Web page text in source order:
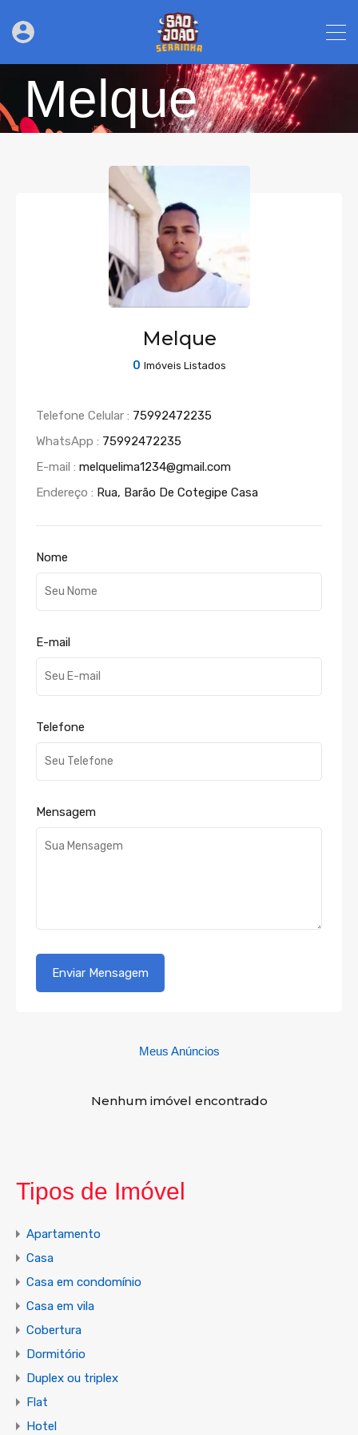
Melque
Melque
0 Imóveis Listados
Telefone Celular : 75992472235
WhatsApp : 75992472235
E-mail : melquelima1234@gmail.com
Endereço : Rua, Barão De Cotegipe Casa
Nome
E-mail
Telefone
Mensagem
Meus Anúncios
Nenhum imóvel encontrado
Tipos de Imóvel
Apartamento
Casa
Casa em condomínio
Casa em vila
Cobertura
Dormitório
Duplex ou triplex
Flat
Hotel